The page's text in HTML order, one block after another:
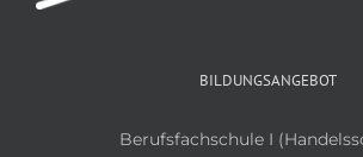
BILDUNGSANGEBOT
Berufsfachschule I